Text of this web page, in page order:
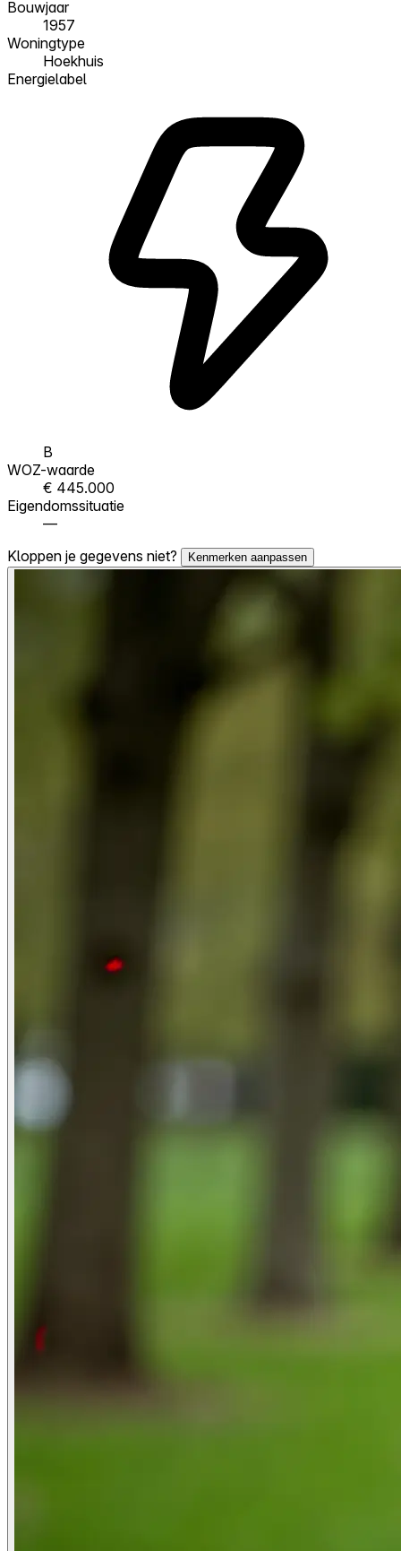
Bouwjaar
1957
Woningtype
Hoekhuis
Energielabel
B
WOZ-waarde
€ 445.000
Eigendomssituatie
—
Kloppen je gegevens niet?
Kenmerken aanpassen